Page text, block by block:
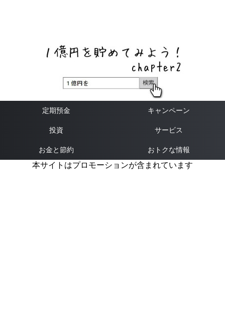
定期預金 キャンペーン
投資 サービス
お金と節約 おトクな情報
本サイトはプロモーションが含まれています